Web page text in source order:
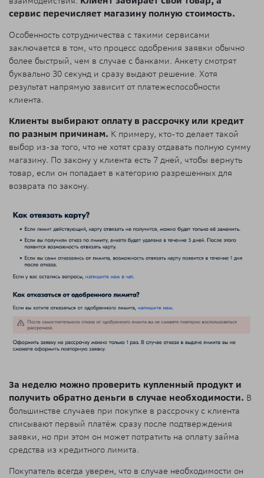
сервис перечисляет магазину полную стоимость.
Особенность сотрудничества с такими сервисами
заключается в том, что процесс одобрения заявки обычно
более быстрый, чем в случае с банками. Анкету смотрят
буквально 30 секунд и сразу выдают решение. Хотя
результат напрямую зависит от платежеспособности
клиента.
Клиенты выбирают оплату в рассрочку или кредит
по разным причинам. К примеру, кто-то делает такой
выбор из-за того, что не хотят сразу отдавать полную сумму
магазину. По закону у клиента есть 7 дней, чтобы вернуть
товар, если он попадает в категорию разрешенных для
возврата по закону.
За неделю можно проверить купленный продукт и
получить обратно деньги в случае необходимости. В
большинстве случаев при покупке в рассрочку с клиента
списывают первый платёж сразу после подтверждения
заявки, но при этом он может потратить на оплату займа
средства из кредитного лимита.
Покупатель всегда уверен, что в случае необходимости он